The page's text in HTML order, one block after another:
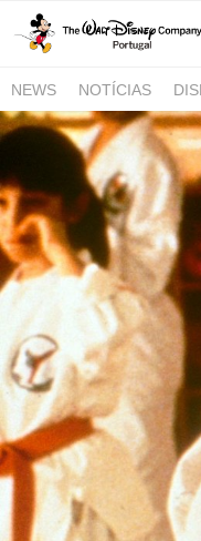
NEWS NOTÍCIAS
NATIONAL